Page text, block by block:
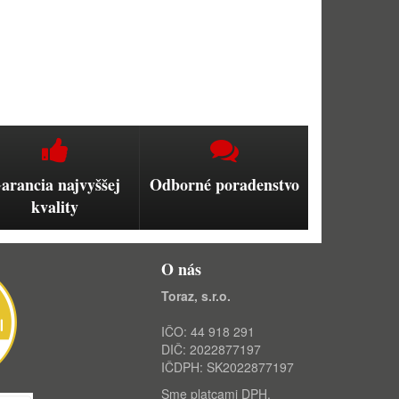
najvyššej
kvality
Odborné poradenstvo
O nás
Toraz, s.r.o.
IČO: 44 918 291
DIČ: 2022877197
IČDPH: SK2022877197
Sme platcami DPH.